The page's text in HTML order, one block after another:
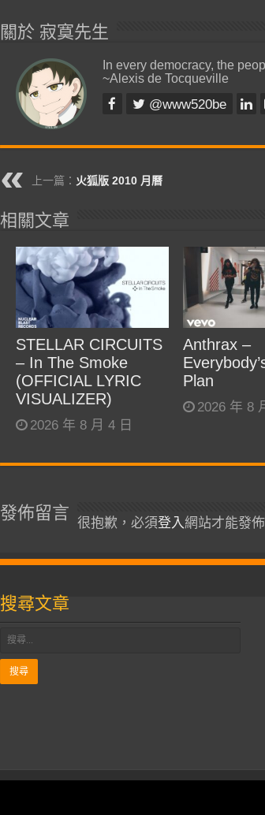
關於 寂寞先生
In every democracy, the
~Alexis de Tocqueville
@www520be
上一篇： 火狐版 2010 月曆
相關文章
STELLAR CIRCUITS
– In The Smoke
(OFFICIAL LYRIC
VISUALIZER)
2026 年 8 月 4 日
Anthrax –
Plan
2026 年 8
發佈留言
很抱歉，必須登入網站才能發
搜尋文章